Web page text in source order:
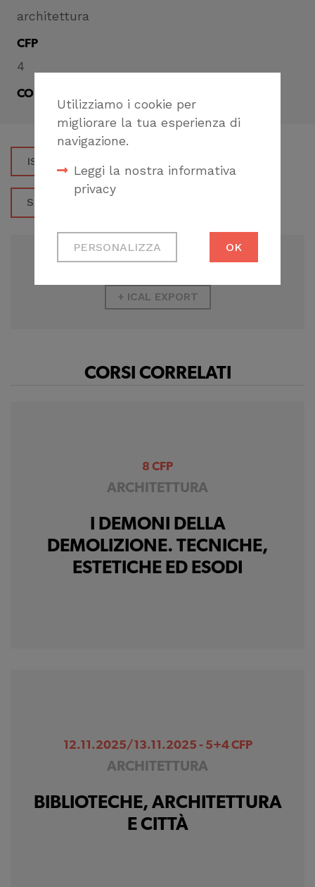
Utilizziamo i cookie per
migliorare la tua esperienza di
navigazione.
Leggi la nostra informativa
privacy
Cookie tecnici
Necessari per
correttamente del
sito
Ci permettono di
raccogliere dati
PERSONALIZZA OK
architettura
CFP
4
CONDIVIDI
ISCRIVITI
SCARICA LA LOCANDINA
ADD TO GOOGLE CALENDAR
+ ICAL EXPORT
CORSI CORRELATI
8 CFP
ARCHITETTURA
I DEMONI DELLA
DEMOLIZIONE. TECNICHE,
ESTETICHE ED ESODI
12.11.2025/13.11.2025 - 5+4 CFP
ARCHITETTURA
BIBLIOTECHE, ARCHITETTURA
E CITTÀ